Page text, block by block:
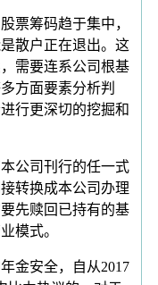
筹码趋于集中，
散户正在退出。这
需要连系公司根基
方面要素分析判
行更深切的挖掘和
公司刊行的任一式
转换成本公司办理
先赎回已持有的基
模式。
金安全，自从2017